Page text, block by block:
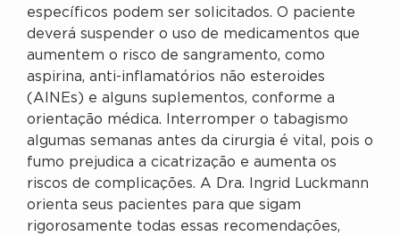
específicos podem ser solicitados. O paciente
deverá suspender o uso de medicamentos que
aumentem o risco de sangramento, como
aspirina, anti-inflamatórios não esteroides
(AINEs) e alguns suplementos, conforme a
orientação médica. Interromper o tabagismo
algumas semanas antes da cirurgia é vital, pois o
fumo prejudica a cicatrização e aumenta os
riscos de complicações. A Dra. Ingrid Luckmann
orienta seus pacientes para que sigam
rigorosamente todas essas recomendações,